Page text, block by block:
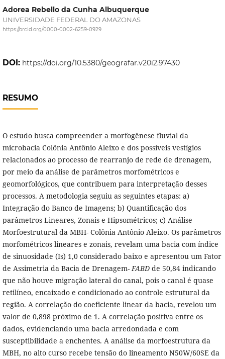
Adorea Rebello da Cunha Albuquerque
UNIVERSIDADE FEDERAL DO AMAZONAS
https://orcid.org/0000-0002-6259-0929
DOI: https://doi.org/10.5380/geografar.v20i2.97430
RESUMO
O estudo busca compreender a morfogênese fluvial da
microbacia Colônia Antônio Aleixo e dos possíveis vestígios
relacionados ao processo de rearranjo de rede de drenagem,
por meio da análise de parâmetros morfométricos e
geomorfológicos, que contribuem para interpretação desses
processos. A metodologia seguiu as seguintes etapas: a)
Integração do Banco de Imagens; b) Quantificação dos
parâmetros Lineares, Zonais e Hipsométricos; c) Análise
Morfoestrutural da MBH- Colônia Antônio Aleixo. Os parâmetros
morfométricos lineares e zonais, revelam uma bacia com índice
de sinuosidade (Is) 1,0 considerado baixo e apresentou um Fator
de Assimetria da Bacia de Drenagem- FABDde 50,84 indicando
que não houve migração lateral do canal, pois o canal é quase
retilíneo, encaixado e condicionado ao controle estrutural da
região. A correlação do coeficiente linear da bacia, revelou um
valor de 0,898 próximo de 1. A correlação positiva entre os
dados, evidenciando uma bacia arredondada e com
susceptibilidade a enchentes. A análise da morfoestrutura da
MBH, no alto curso recebe tensão do lineamento N50W/60SE da